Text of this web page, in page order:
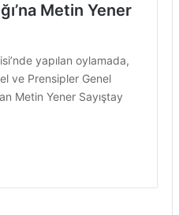
Metin Yener
yapılan oylamada,
ve Prensipler Genel
Metin Yener Sayıştay